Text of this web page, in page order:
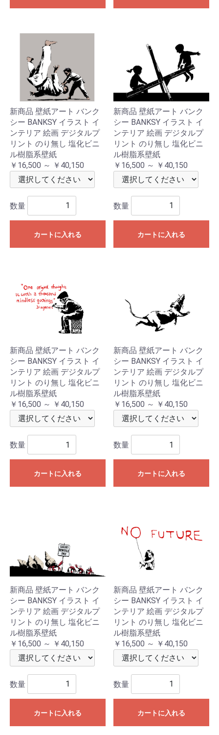
新商品 壁紙アート バンク
シー BANKSY イラスト イ
ンテリア 絵画 デジタルプ
リント のり無し 塩化ビニ
ル樹脂系壁紙
￥16,500 ～ ￥40,150
数量
カートに入れる
新商品 壁紙アート バンク
シー BANKSY イラスト イ
ンテリア 絵画 デジタルプ
リント のり無し 塩化ビニ
ル樹脂系壁紙
￥16,500 ～ ￥40,150
数量
カートに入れる
新商品 壁紙アート バンク
シー BANKSY イラスト イ
ンテリア 絵画 デジタルプ
リント のり無し 塩化ビニ
ル樹脂系壁紙
￥16,500 ～ ￥40,150
数量
カートに入れる
新商品 壁紙アート バンク
シー BANKSY イラスト イ
ンテリア 絵画 デジタルプ
リント のり無し 塩化ビニ
ル樹脂系壁紙
￥16,500 ～ ￥40,150
数量
カートに入れる
新商品 壁紙アート バンク
シー BANKSY イラスト イ
ンテリア 絵画 デジタルプ
リント のり無し 塩化ビニ
ル樹脂系壁紙
￥16,500 ～ ￥40,150
数量
カートに入れる
新商品 壁紙アート バンク
シー BANKSY イラスト イ
ンテリア 絵画 デジタルプ
リント のり無し 塩化ビニ
ル樹脂系壁紙
￥16,500 ～ ￥40,150
数量
カートに入れる